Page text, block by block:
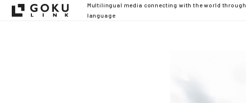
Multilingual media connecting with the world through
language